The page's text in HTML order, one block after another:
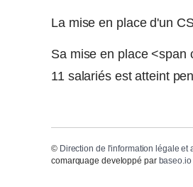
La mise en place d'un
Sa mise en place <span
11 salariés est atteint
© Direction de l'information légale et
comarquage developpé par baseo.io